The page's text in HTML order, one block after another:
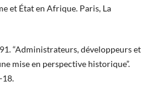
et État en Afrique. Paris, La
“Administrateurs, développeurs et
mise en perspective historique”.
18.